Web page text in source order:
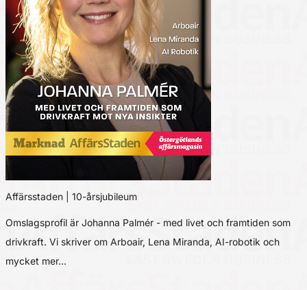
Affärsstaden | 10-årsjubileum
Omslagsprofil är Johanna Palmér - med livet och framtiden som
drivkraft. Vi skriver om Arboair, Lena Miranda, AI-robotik och
mycket mer…